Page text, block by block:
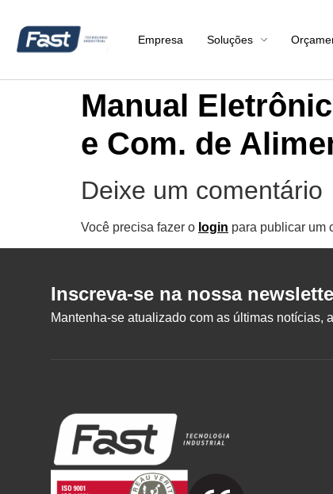
Empresa Soluções
Manual
e Com. de
Deixe um comentário
Você precisa fazer o login para publicar um
Inscreva-se na nossa
Mantenha-se atualizado com as últimas notícias,